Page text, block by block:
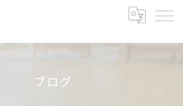
ブログ